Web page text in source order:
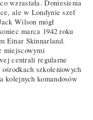
wzrastała. Doniesienia
ale w Londynie szef
Wilson mógł
marca 1942 roku
Einar Skinnarland.
miejscowymi
centrali regularne
szkoleniowych
kolejnych komandosów